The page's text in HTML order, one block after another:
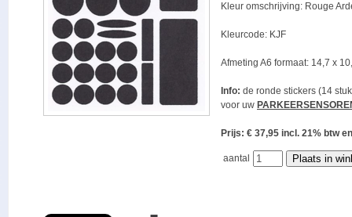
Kleur omschrijving: Rouge
Kleurcode: KJF
Afmeting A6 formaat: 14,7 x
Info: de ronde stickers (14
voor uw
Prijs: € 37,95 incl. 21% btw
aantal